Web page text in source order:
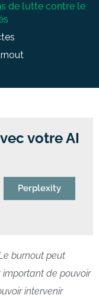
de lutte contre le
votre AI
Perplexity
burnout peut
important de pouvoir
intervenir